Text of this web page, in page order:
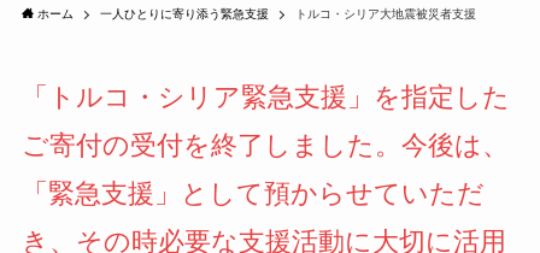
ホーム 一人ひとりに寄り添う緊急支援 トルコ・シリア大地震被災者支援
「トルコ・シリア緊急支援」を指定した
ご寄付の受付を終了しました。今後は、
「緊急支援」として預からせていただ
き、その時必要な支援活動に大切に活用